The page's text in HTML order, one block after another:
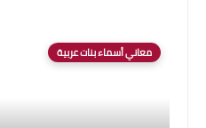
معاني أسماء بنات عربية